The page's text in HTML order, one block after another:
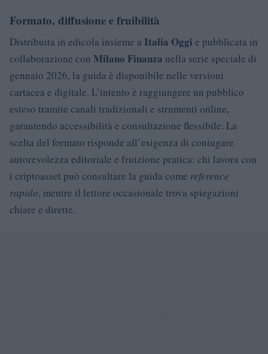
Formato, diffusione e fruibilità
Distribuita in edicola insieme a Italia Oggi e pubblicata in
collaborazione con Milano Finanza nella serie speciale di
gennaio 2026, la guida è disponibile nelle versioni
cartacea e digitale. L’intento è raggiungere un pubblico
esteso tramite canali tradizionali e strumenti online,
garantendo accessibilità e consultazione flessibile. La
scelta del formato risponde all’esigenza di coniugare
autorevolezza editoriale e fruizione pratica: chi lavora con
i criptoasset può consultare la guida come reference
rapido, mentre il lettore occasionale trova spiegazioni
chiare e dirette.